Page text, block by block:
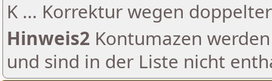
K ... Korrektur wegen
Hinweis2 Kontumazen
und sind in der Liste nicht